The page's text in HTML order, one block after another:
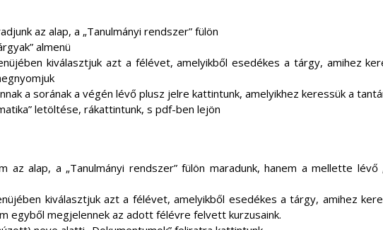
az alap, a „Tanulmányi rendszer” fülön
almenü
kiválasztjuk azt a félévet, amelyikből esedékes a tárgy, amihez
a sorának a végén lévő plusz jelre kattintunk, amelyikhez keressük a
letöltése, rákattintunk, s pdf-ben lejön
az alap, a „Tanulmányi rendszer” fülön maradunk, hanem a mellette
kiválasztjuk azt a félévet, amelyikből esedékes a tárgy, amihez
egyből megjelennek az adott félévre felvett kurzusaink.